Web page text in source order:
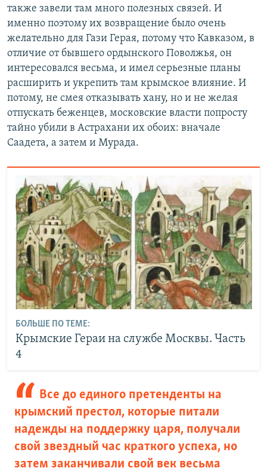
также завели там много полезных связей. И
именно поэтому их возвращение было очень
желательно для Гази Герая, потому что Кавказом, в
отличие от бывшего ордынского Поволжья, он
интересовался весьма, и имел серьезные планы
расширить и укрепить там крымское влияние. И
потому, не смея отказывать хану, но и не желая
отпускать беженцев, московские власти попросту
тайно убили в Астрахани их обоих: вначале
Саадета, а затем и Мурада.
БОЛЬШЕ ПО ТЕМЕ:
Крымские Гераи на службе Москвы. Часть
4
Все до единого претенденты на
крымский престол, которые питали
надежды на поддержку царя, получали
свой звездный час краткого успеха, но
затем заканчивали свой век весьма